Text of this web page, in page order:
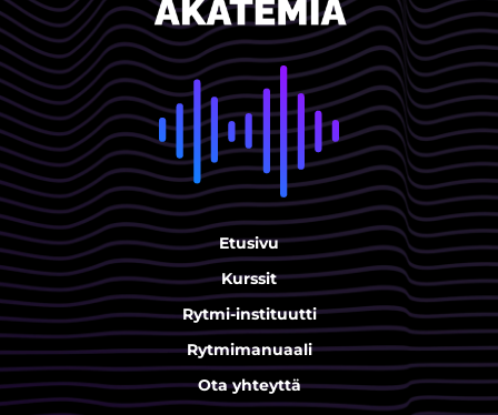
Etusivu
Kurssit
Rytmi-instituutti
Rytmimanuaali
Ota yhteyttä